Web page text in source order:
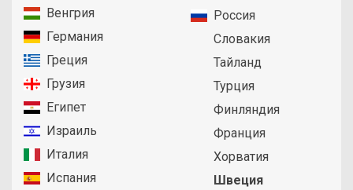
Венгрия
Германия
Греция
Грузия
Египет
Израиль
Италия
Испания
Россия
Словакия
Тайланд
Турция
Финляндия
Франция
Хорватия
Швеция